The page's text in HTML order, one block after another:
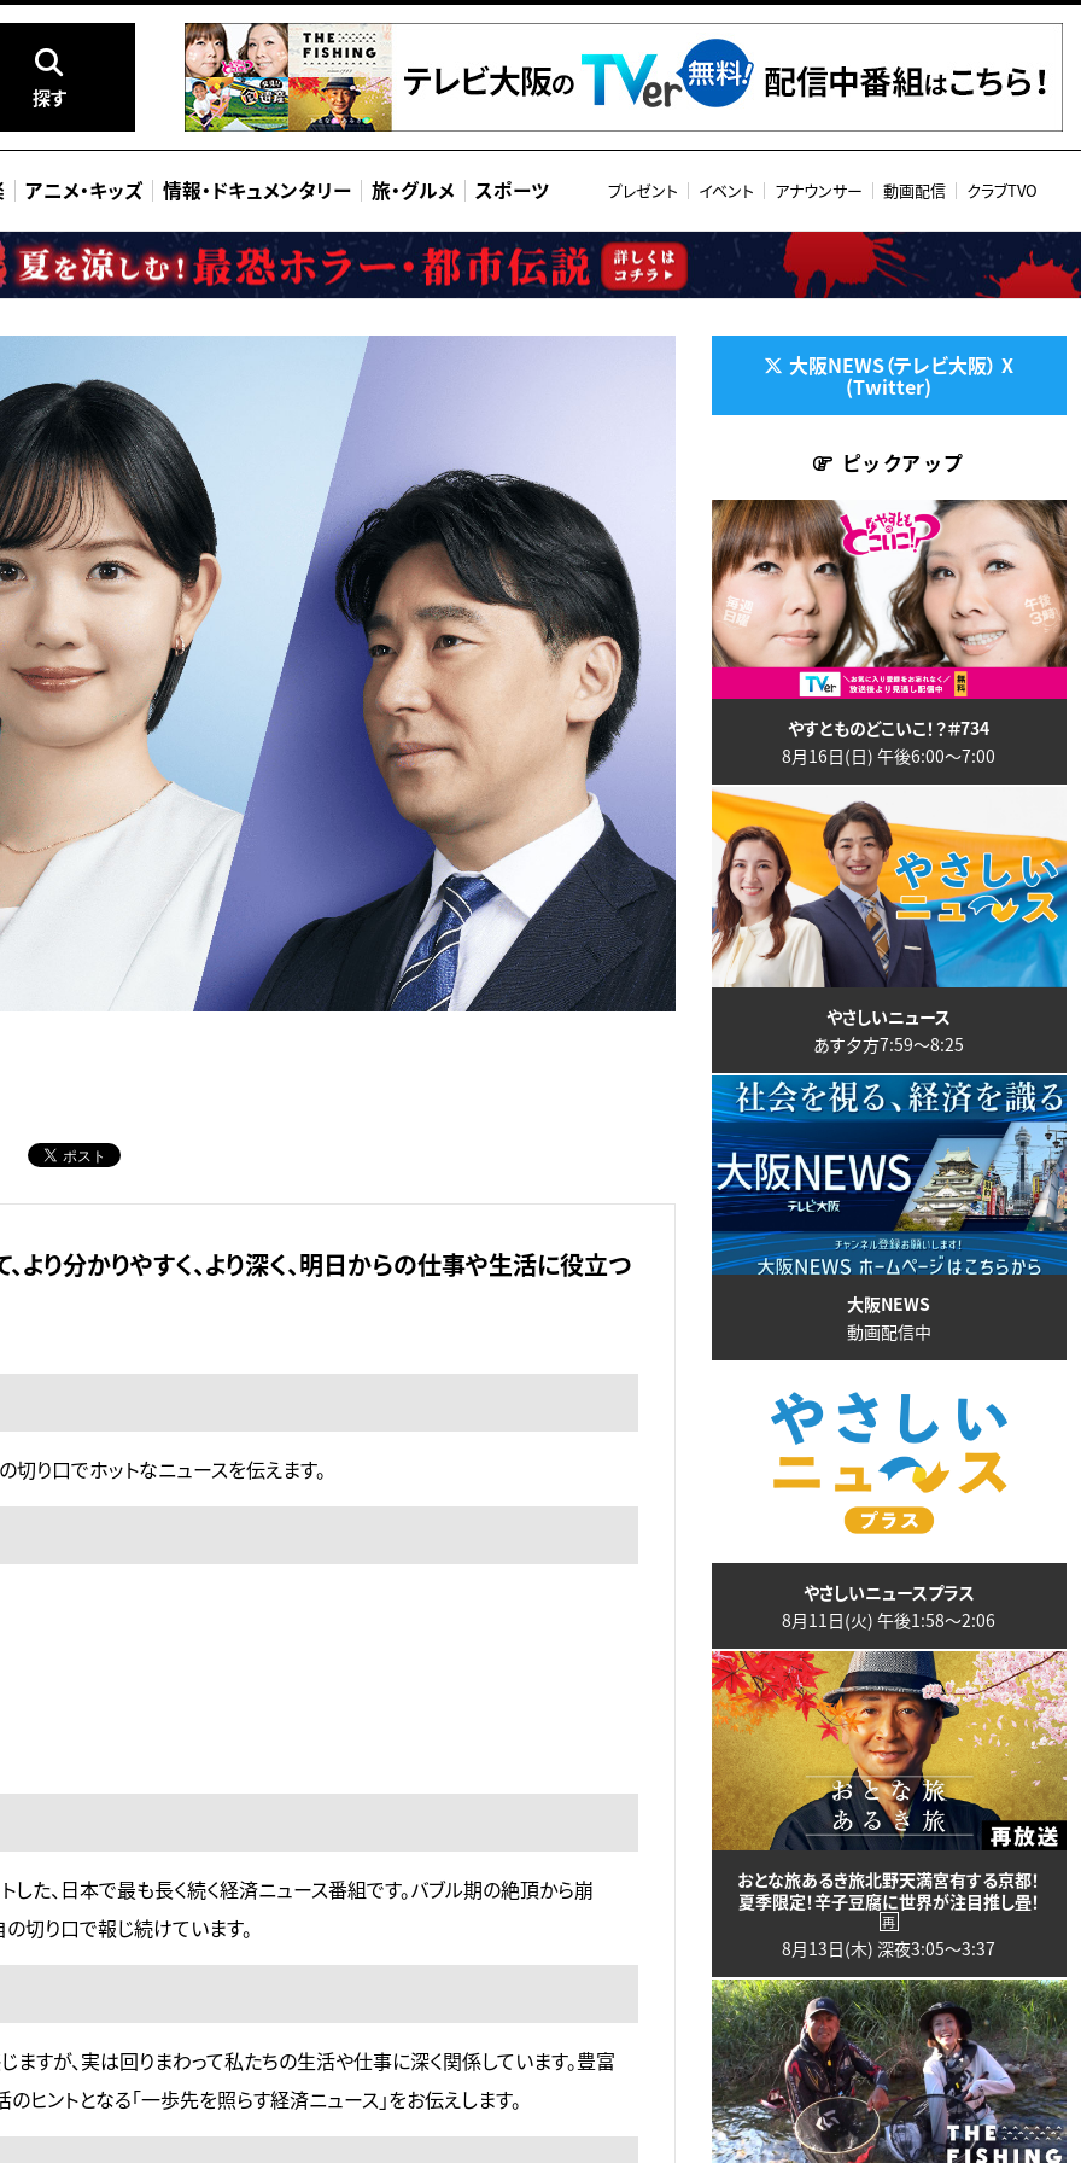
探す
アニメ・キッズ 情報・ ドキュメンタリー 旅・グルメ スポーツ プレゼント イベント アナウンサー 動画配信 クラブTVO
より分かりやすく、より深く、明日からの仕事や生活に役立つ
切り口でホットなニュースを伝えます。
した、日本で最も長く続く経済ニュース番組です。バブル期の絶頂から崩
切り口で報じ続けています。
すが、実は回りまわって私たちの生活や仕事に深く関係しています。豊富
ントとなる「一歩先を照らす経済ニュース」をお伝えします。
大阪NEWS（テレビ大阪） X
(Twitter)
ピックアップ
やすとものどこいこ！？＃734
8月16日(日) 午後6:00〜7:00
やさしいニュース
あす夕方7:59〜8:25
大阪NEWS
動画配信中
やさしいニュースプラス
8月11日(火) 午後1:58〜2:06
おとな旅あるき旅北野天満宮有する京都！
夏季限定！辛子豆腐に世界が注目推し畳！
再
8月13日(木) 深夜3:05〜3:37